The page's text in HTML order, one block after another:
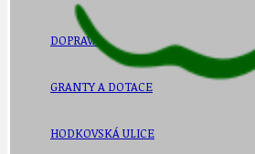
DOPRAVA
GRANTY A DOTACE
HODKOVSKÁ ULICE